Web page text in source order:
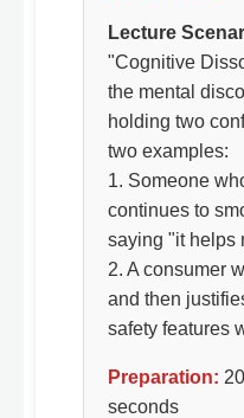
Lecture
"Cognitive
the mental
holding two
two examples:
1. Someone
continues to
saying "it helps
2. A consumer
and then
safety features
Preparation:
seconds